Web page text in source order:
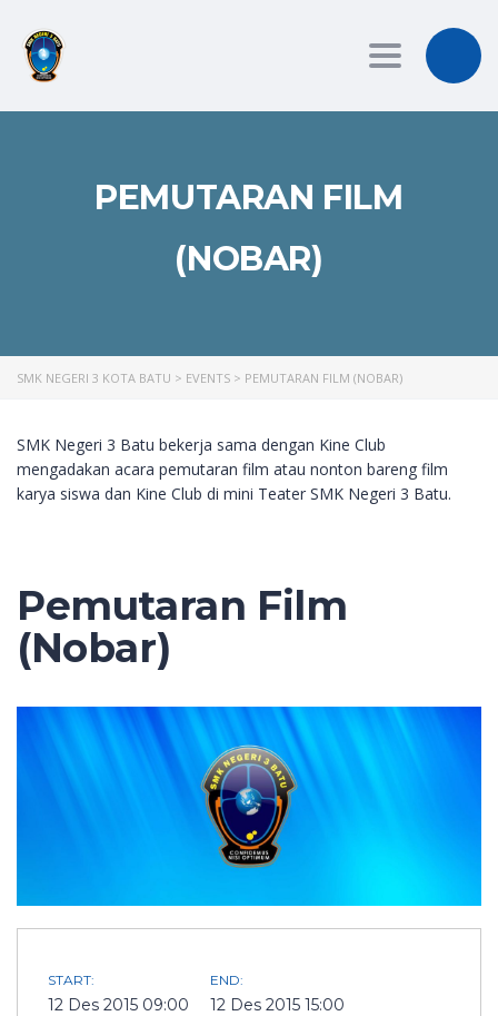
Toggle
PEMUTARAN FILM
(NOBAR)
SMK NEGERI 3 KOTA BATU > EVENTS > PEMUTARAN FILM (NOBAR)
SMK Negeri 3 Batu bekerja sama dengan Kine Club
mengadakan acara pemutaran film atau nonton bareng film
karya siswa dan Kine Club di mini Teater SMK Negeri 3 Batu.
Pemutaran Film
(Nobar)
START:
12 Des 2015 09:00
END:
12 Des 2015 15:00